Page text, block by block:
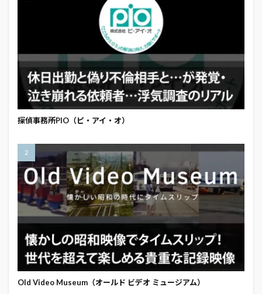
探偵事務所PIO（ピ・アイ・オ）
Old Video Museum（オールド ビデオ ミュージアム）